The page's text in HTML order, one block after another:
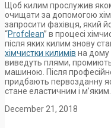
Щоб килим прослужив
очищати за допомогою
запросити фахівця, який
“Profclean” в процесі
після яких килим знову
хімчистки килимів на дому
виведуть плями,
машиною. Після
придбають первозданну
стане еластичним і м’яким.
December 21, 2018